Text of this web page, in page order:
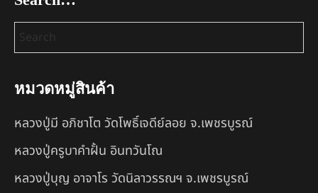
หมวดหมู่สินค้า
หลวงปู่มี อภิชาโต วัดโพธิ์เจดีย์ลอย จ.เพชรบูรณ์
หลวงปู่ครูบาคำฝั้น อินทวันโณ
หลวงปู่บุญ อาจาโร วัดนิลาวรรณฯ จ.เพชรบูรณ์